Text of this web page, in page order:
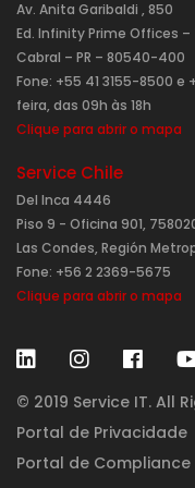
Av. Anita Garibaldi , 850
Ed. Infinity Prime Offices –
Cabral – PR – 80540-400
Fone: +55 41 3155-8500
feira, das 09h às 18h
Clique para abrir o mapa
Service Chile
Del Inca 4446
Piso 9 - Oficina 901,
Las Condes, Región
Fone: +56 2 2369-5675
Clique para abrir o mapa
© 2019 Service IT. All
Portal de Privacidade
Portal de Compliance